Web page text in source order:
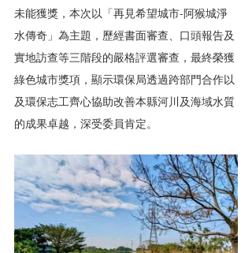
未能獲獎，本次以「再見希望城市-阿猴城淨
水傳奇」為主題，歷經書面審查、口頭報告及
實地訪查等三階段的嚴格評選審查，最終榮獲
綠色城市獎項，顯示環保局透過跨部門合作以
及環保志工齊心協助改善本縣河川及海域水質
的成果卓越，深受委員肯定。